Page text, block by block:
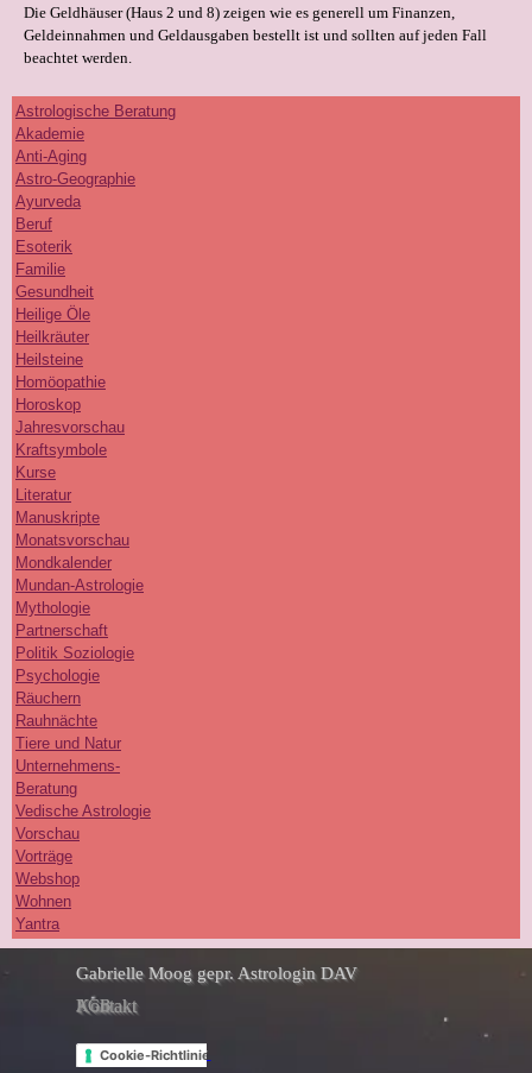
Die Geldhäuser (Haus 2 und 8) zeigen wie es generell um Finanzen,
Geldeinnahmen und Geldausgaben bestellt ist und sollten auf jeden Fall
beachtet werden.
Astrologische Beratung
Akademie
Anti-Aging
Astro-Geographie
Ayurveda
Beruf
Esoterik
Familie
Gesundheit
Heilige Öle
Heilkräuter
Heilsteine
Homöopathie
Horoskop
Jahresvorschau
Kraftsymbole
Kurse
Literatur
Manuskripte
Monatsvorschau
Mondkalender
Mundan-Astrologie
Mythologie
Partnerschaft
Politik Soziologie
Psychologie
Räuchern
Rauhnächte
Tiere und Natur
Unternehmens-
Beratung
Vedische Astrologie
Vorschau
Vorträge
Webshop
Wohnen
Yantra
Gabrielle Moog gepr. Astrologin DAV
Kontakt
AGB
Datenschutzerklärung
Cookie-Richtlinie
Select Language ▼